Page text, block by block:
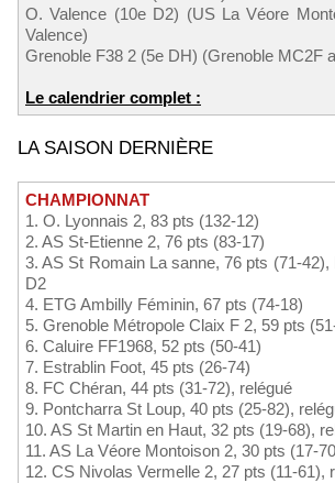
O. Valence (10e D2) (US La Véore
Valence)
Grenoble F38 2 (5e DH) (Grenoble MC2F
Le calendrier complet :
LA SAISON DERNIÈRE
CHAMPIONNAT
1. O. Lyonnais 2, 83 pts (132-12)
2. AS St-Etienne 2, 76 pts (83-17)
3. AS St Romain La sanne, 76 pts (71-
D2
4. ETG Ambilly Féminin, 67 pts (74-18)
5. Grenoble Métropole Claix F 2, 59 pts
6. Caluire FF1968, 52 pts (50-41)
7. Estrablin Foot, 45 pts (26-74)
8. FC Chéran, 44 pts (31-72), relégué
9. Pontcharra St Loup, 40 pts (25-82),
10. AS St Martin en Haut, 32 pts (19-68),
11. AS La Véore Montoison 2, 30 pts (17-
12. CS Nivolas Vermelle 2, 27 pts (11-61),